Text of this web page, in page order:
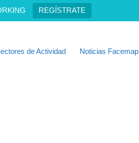
REGÍSTRATE
de Actividad Noticias Facemap